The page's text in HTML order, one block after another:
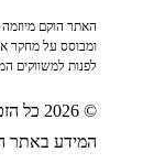
האתר הוקם
ומבוסס על מחקר
לפנות למשווקים
© 2026 כל הזכויות שמורות לשביל צדק
המידע באתר